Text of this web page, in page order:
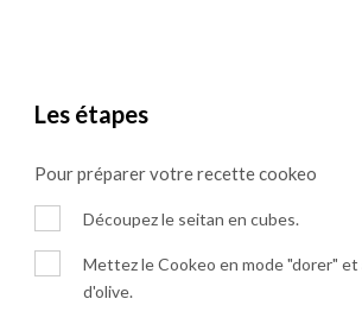
Les étapes
Pour préparer votre recette cookeo
Découpez le seitan en cubes.
Mettez le Cookeo en mode "dorer"
d'olive.